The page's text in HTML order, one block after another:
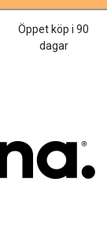
Öppet köp i 90
dagar